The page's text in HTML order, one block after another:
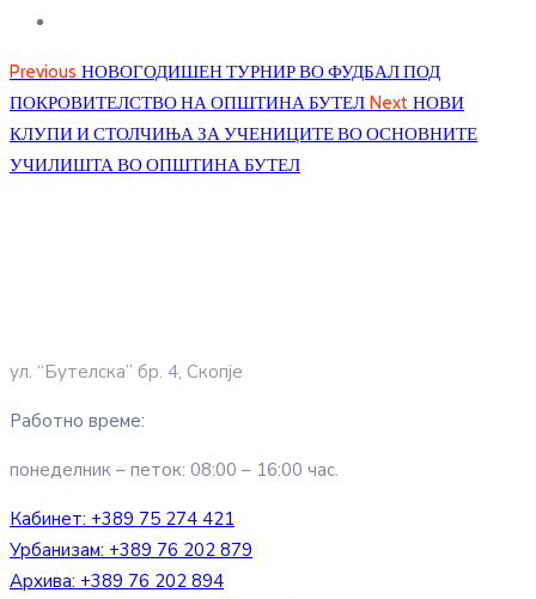
Previous НОВОГОДИШЕН ТУРНИР ВО ФУДБАЛ ПОД
ПОКРОВИТЕЛСТВО НА ОПШТИНА БУТЕЛ Next НОВИ
КЛУПИ И СТОЛЧИЊА ЗА УЧЕНИЦИТЕ ВО ОСНОВНИТЕ
УЧИЛИШТА ВО ОПШТИНА БУТЕЛ
ул. “Бутелска” бр. 4, Скопје
Работно време:
понеделник – петок: 08:00 – 16:00 час.
Кабинет: +389 75 274 421
Урбанизам: +389 76 202 879
Архива: +389 76 202 894